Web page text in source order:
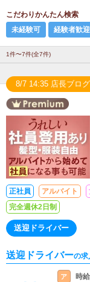
こだわりかんたん検索
未経験可
経験者歓迎
1件〜7件(全7件)
8/7 14:35 店長ブロ
正社員 アルバイト
完全週休2日制
送迎ドライバー
送迎ドライバーの求
ア 時